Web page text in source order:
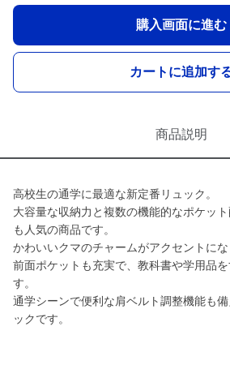
購入画面に進む
カートに追加す
商品説明
高校生の通学に最適な新定番リュック。
大容量な収納力と複数の機能的なポケッ
も人気の商品です。
かわいいクマのチャームがアクセントに
前面ポケットも充実で、教科書や学用品
す。
通学シーンで便利な肩ベルト調整機能も
ックです。